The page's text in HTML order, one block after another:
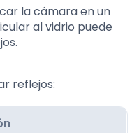
la cámara en un
al vidrio puede
reflejos: